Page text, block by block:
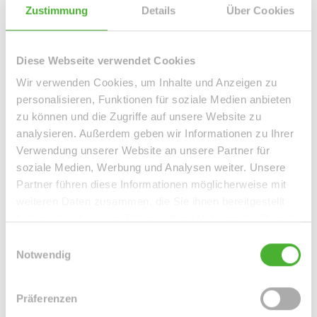
Zustimmung Details Über Cookies
Diese Webseite verwendet Cookies
Wir verwenden Cookies, um Inhalte und Anzeigen zu
personalisieren, Funktionen für soziale Medien anbieten
zu können und die Zugriffe auf unsere Website zu
analysieren. Außerdem geben wir Informationen zu Ihrer
Verwendung unserer Website an unsere Partner für
soziale Medien, Werbung und Analysen weiter. Unsere
Partner führen diese Informationen möglicherweise mit
Notwendig
Präferenzen
Attraktives Wohnobjekt mit vorhandenem Balkon, in einer
Ansprechpartner
Telefon: 004934298549070